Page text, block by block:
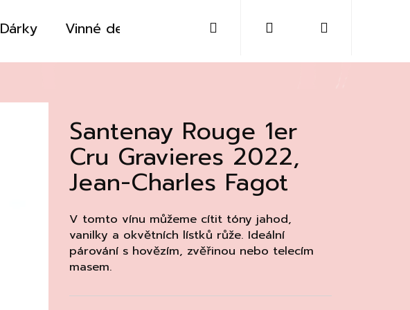
Dárky Vinné destiláty Sklo Doplňky Kontakt
Přihlášení
Santenay Rouge 1er
Cru Gravieres 2022,
Jean-Charles Fagot
V tomto vínu můžeme cítit tóny jahod,
vanilky a okvětních lístků růže. Ideální
párování s hovězím, zvěřinou nebo telecím
masem.